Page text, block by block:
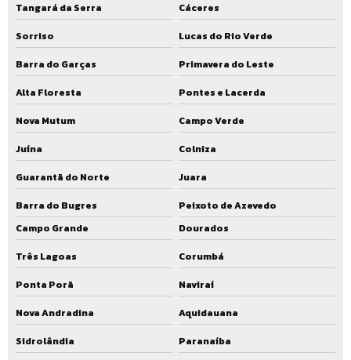
Tangará da Serra
Cáceres
Sorriso
Lucas do Rio Verde
Barra do Garças
Primavera do Leste
Alta Floresta
Pontes e Lacerda
Nova Mutum
Campo Verde
Juína
Colniza
Guarantã do Norte
Juara
Barra do Bugres
Peixoto de Azevedo
Campo Grande
Dourados
Três Lagoas
Corumbá
Ponta Porã
Naviraí
Nova Andradina
Aquidauana
Sidrolândia
Paranaíba